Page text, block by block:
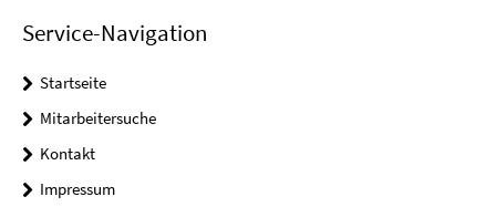
Service-Navigation
Startseite
Mitarbeitersuche
Kontakt
Impressum